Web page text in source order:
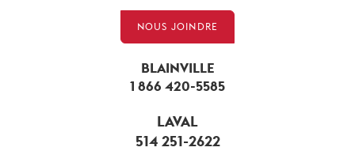
NOUS JOINDRE
BLAINVILLE
1 866 420-5585
LAVAL
514 251-2622